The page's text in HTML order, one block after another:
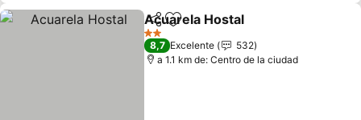
CompartirAgregar a favoritos
Acuarela Hostal
2 Estrellas
8,7 Excelente
532
a 1.1 km de: Centro de la ciudad